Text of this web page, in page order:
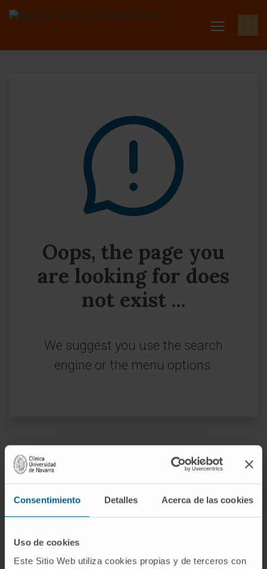
Consentimiento Detalles Acerca de las cookies
Uso de cookies
Este Sitio Web utiliza cookies propias y de terceros con
Oops, the page you
are looking for does
not exist ...
We suggest you use the search
engine or the menu options.